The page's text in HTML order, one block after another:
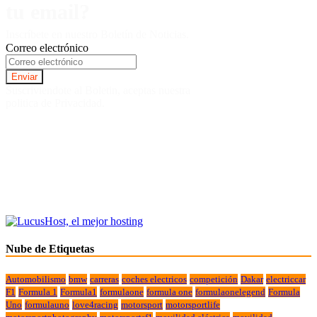
Correo electrónico
Nube de Etiquetas
Automobilismo bmw carreras coches electricos competición Dakar electriccar
F1 Formula 1 Formula1 formulaone formula one formulaonelegend Formula
Uno formulauno love4racing motorsport motorsportlife